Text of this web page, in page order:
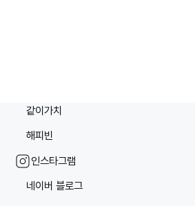
같이가치
해피빈
인스타그램
네이버 블로그